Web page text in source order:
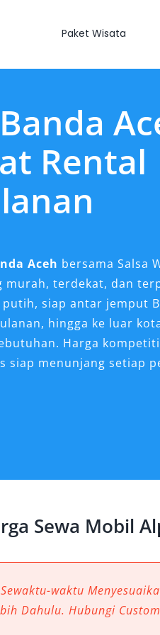
Paket Wisata
Rental
Aceh bersama Salsa
murah, terdekat, dan
siap antar jemput
hingga ke luar
Harga
siap menunjang setiap
maksimal
tamu penting yang
selama berada di kota
di Tengah
Sewa Mobil
waktu
Dahulu. Hubungi